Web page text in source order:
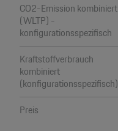
CO2-Emission kombiniert
(WLTP) -
konfigurationsspezifisch
Kraftstoffverbrauch
kombiniert
(konfigurationsspezifisch)
Preis